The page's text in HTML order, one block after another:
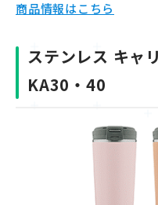
商品情報はこちら
ステンレス キャ
KA30・40